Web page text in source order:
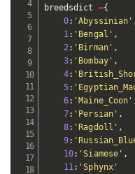
breedsdict ={
0: 'Abyssinian'
1: 'Bengal' ,
2: 'Birman' ,
3: 'Bombay' ,
4:
5:
6: 'Maine_Coon'
7: 'Persian' ,
8: 'Ragdoll' ,
9:
10: 'Siamese' ,
11: 'Sphynx'